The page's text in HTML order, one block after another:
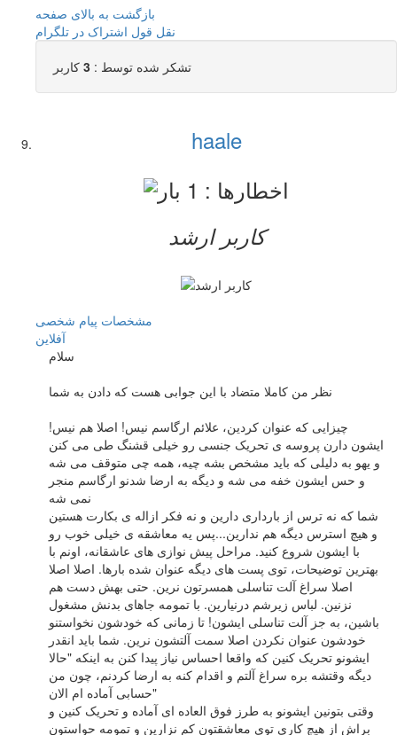
بازگشت به بالای صفحه
نقل قول اشتراک در تلگرام
تشکر شده توسط : 3 کاربر
haale
کاربر ارشد
مشخصات پیام شخصی
آفلاين
سلام
نظر من کاملا متضاد با این جوابی هست که دادن به شما
چیزایی که عنوان کردین، علائم ارگاسم نیس! اصلا هم نیس!
ایشون دارن پروسه ی تحریک جنسی رو خیلی قشنگ طی می کنن
و یهو به دلیلی که باید مشخص بشه چیه، همه چی متوقف می شه
و حس ایشون خفه می شه و دیگه به ارضا شدنو ارگاسم منجر
نمی شه
شما که نه ترس از بارداری دارین و نه فکر ازاله ی بکارت هستین
و هیچ استرس دیگه هم ندارین...پس یه معاشقه ی خیلی خوب رو
با ایشون شروع کنید. مراحل پیش نوازی های عاشقانه، اونم با
بهترین توضیحات، توی پست های دیگه عنوان شده بارها. اصلا اصلا
اصلا سراغ آلت تناسلی همسرتون نرین. حتی بهش دست هم
نزنین. لباس زیرشم درنیارین. با تمومه جاهای بدنش مشغول
باشین، به جز آلت تناسلی ایشون! تا زمانی که خودشون نخواستنو
خودشون عنوان نکردن اصلا سمت آلتشون نرین. شما باید انقدر
ایشونو تحریک کنین که واقعا احساس نیاز پیدا کنن به اینکه "حالا
دیگه وقتشه بره سراغ آلتم و اقدام کنه به ارضا کردنم، چون من
حسابی آماده ام الان"
وقتی بتونین ایشونو به طرز فوق العاده ای آماده و تحریک کنین و
براش از هیچ کاری توی معاشقتون کم نزارین و تمومه حواستون